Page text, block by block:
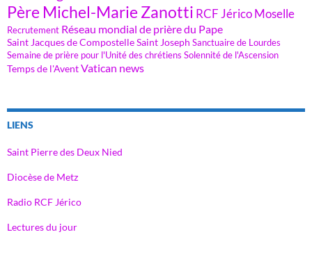
Père Michel-Marie Zanotti RCF Jérico Moselle
Recrutement Réseau mondial de prière du Pape
Saint Jacques de CompostelleSaint Joseph Sanctuaire de Lourdes
Semaine de prière pour l'Unité des chrétiens Solennité de l'Ascension
Temps de l'AventVatican news
LIENS
Saint Pierre des Deux Nied
Diocèse de Metz
Radio RCF Jérico
Lectures du jour